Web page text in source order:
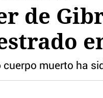
de
muerto ha